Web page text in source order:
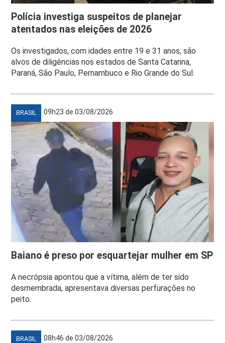
Polícia investiga suspeitos de planejar
atentados nas eleições de 2026
Os investigados, com idades entre 19 e 31 anos, são
alvos de diligências nos estados de Santa Catarina,
Paraná, São Paulo, Pernambuco e Rio Grande do Sul.
BRASIL 09h23 de 03/08/2026
Baiano é preso por esquartejar mulher em SP
A necrópsia apontou que a vítima, além de ter sido
desmembrada, apresentava diversas perfurações no
peito.
BRASIL 08h46 de 03/08/2026